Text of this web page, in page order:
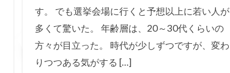
す。 でも選挙会場に行くと予想以上に若い人が
多くて驚いた。 年齢層は、20～30代くらいの
方々が目立った。 時代が少しずつですが、変わ
りつつある気がする […]